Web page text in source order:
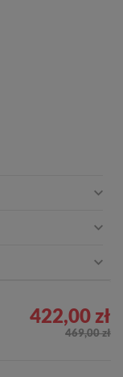
422,00 zł
469,00 zł